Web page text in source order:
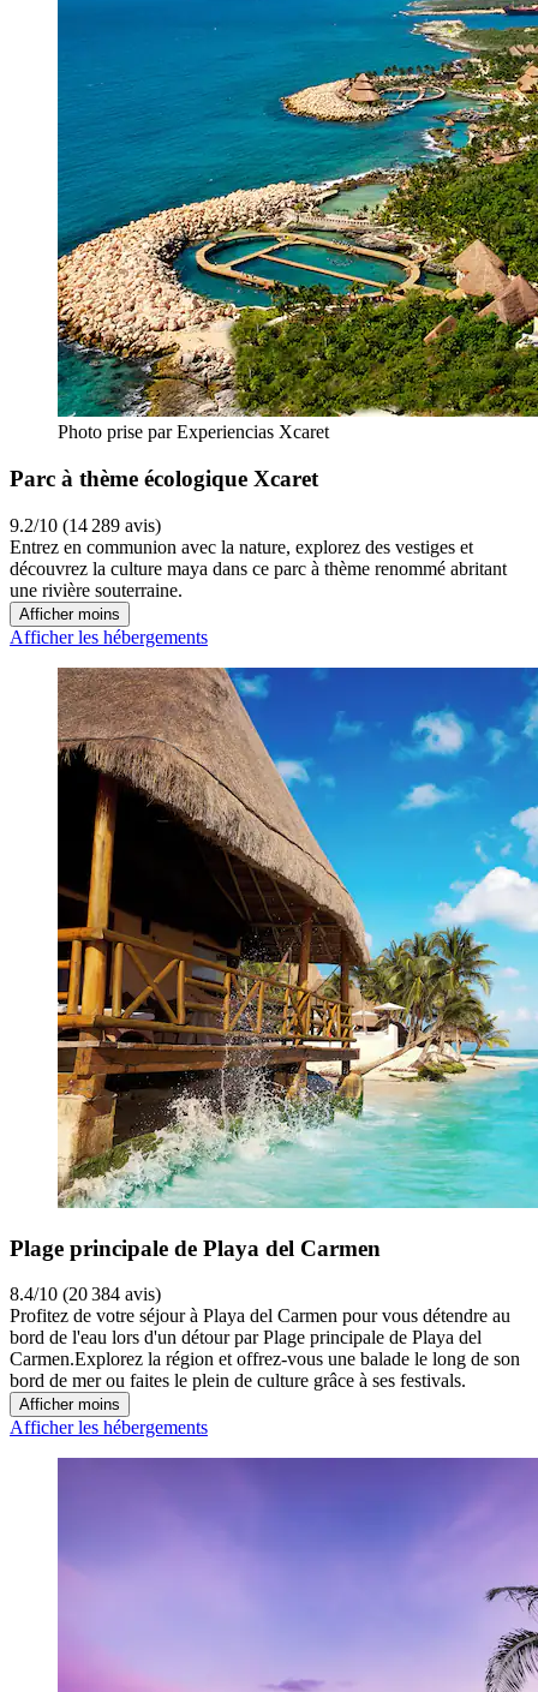
Photo prise par Experiencias Xcaret
Parc à thème écologique Xcaret
9.2/10 (14 289 avis)
Entrez en communion avec la nature, explorez des vestiges et
découvrez la culture maya dans ce parc à thème renommé abritant
une rivière souterraine.
Afficher moins
Afficher les hébergements
Plage principale de Playa del Carmen
8.4/10 (20 384 avis)
Profitez de votre séjour à Playa del Carmen pour vous détendre au
bord de l'eau lors d'un détour par Plage principale de Playa del
Carmen.Explorez la région et offrez-vous une balade le long de son
bord de mer ou faites le plein de culture grâce à ses festivals.
Afficher moins
Afficher les hébergements